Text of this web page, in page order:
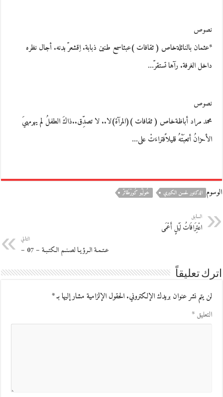
نصوص
*عثمان بالنائلةخاص ( ثقافات )عبثاسمع طنين ذبابة. اِقشعرّ بدنه. أجال نظره
داخل الغرفة. رآها تستقرّ…
نصوص
محمد مراد أباظةخاص ( ثقافات )(المرآة)لا.. لا تصدِّق..ذاكَ الطفلُ لم يهرمهيَ
الأحزانُ أتعبَتْهُ قليلاًفتراءَتْ على…
الوسوم الدكتور لحسن الكيري خُولْيُو كُورْطَاثَرْ
السابق
اعْتِرَافَاتُ لَيْلٍ أَعْمَى
التالي
عـتـمـة الـرؤيـا لصـنـم الـكتـبـة – 07 –
اترك تعليقاً
لن يتم نشر عنوان بريدك الإلكتروني.الحقول الإلزامية مشار إليها بـ*
التعليق*